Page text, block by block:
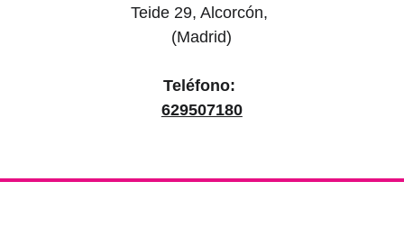
Teide 29, Alcorcón,
(Madrid)
Teléfono:
629507180